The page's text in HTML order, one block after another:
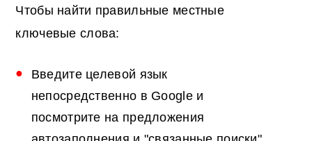
Чтобы найти правильные местные
ключевые слова:
Введите целевой язык
непосредственно в Google и
посмотрите на предложения